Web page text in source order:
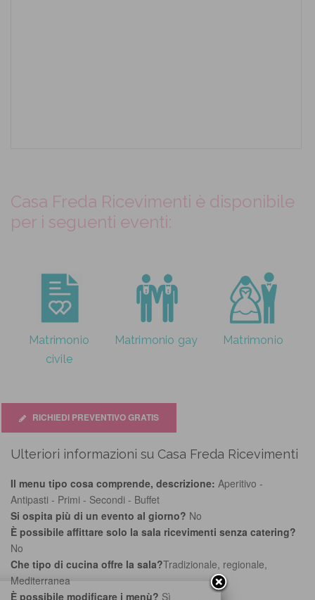
Casa Freda Ricevimenti è disponibile
per i seguenti eventi:
Matrimonio
civile
Matrimonio gay Matrimonio
RICHIEDI PREVENTIVO GRATIS
Ulteriori informazioni su Casa Freda Ricevimenti
Il menu tipo cosa comprende, descrizione: Aperitivo -
Antipasti - Primi - Secondi - Buffet
Si ospita più di un evento al giorno? No
È possibile affittare solo la sala ricevimenti senza catering?
No
Che tipo di cucina offre la sala?Tradizionale, regionale,
Mediterranea
È possibile modificare i menù? Sì